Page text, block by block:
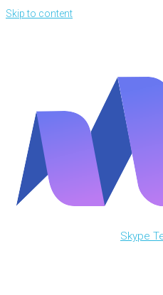
Skip to content
Skype